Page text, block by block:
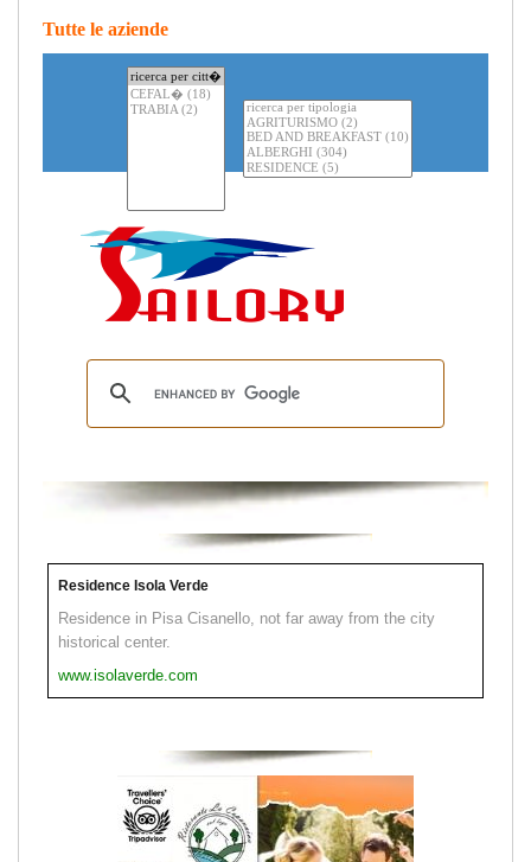
Tutte le aziende
Residence Isola Verde
Residence in Pisa Cisanello, not far away from the city
historical center.
www.isolaverde.com